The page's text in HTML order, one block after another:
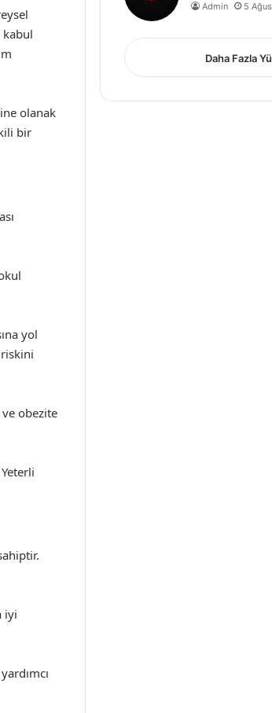
kabul
olanak
bir
yol
ve obezite
iyi
Admin 5
Daha Fazla